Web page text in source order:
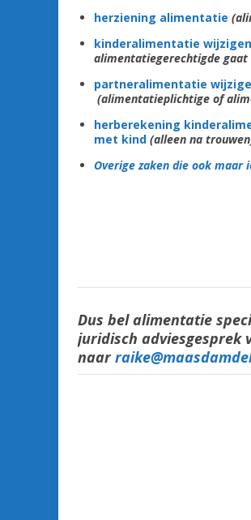
herziening alimentatie
kinderalimentatie
alimentatiegerechtigde
partneralimentatie
(alimentatieplichtige of
herberekening
met kind (alleen na
Overige zaken die ook
Dus bel alimentatie
juridisch adviesgesprek
naar